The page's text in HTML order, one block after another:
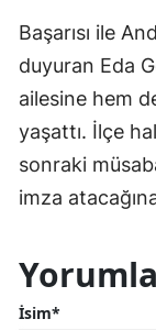
Başarısı ile
duyuran Eda
ailesine hem
yaşattı. İlçe
sonraki
imza
İsim*